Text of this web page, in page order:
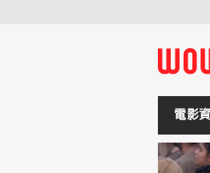
電影